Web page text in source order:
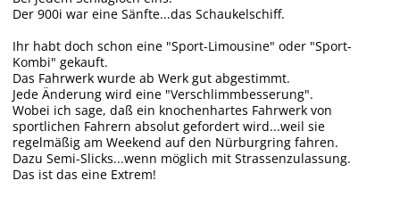
Der 900i war eine Sänfte...das Schaukelschiff.
Ihr habt doch schon eine "Sport-Limousine" oder "Sport-
Kombi" gekauft.
Das Fahrwerk wurde ab Werk gut abgestimmt.
Jede Änderung wird eine "Verschlimmbesserung".
Wobei ich sage, daß ein knochenhartes Fahrwerk von
sportlichen Fahrern absolut gefordert wird...weil sie
regelmäßig am Weekend auf den Nürburgring fahren.
Dazu Semi-Slicks...wenn möglich mit Strassenzulassung.
Das ist das eine Extrem!